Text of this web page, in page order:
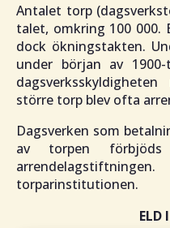
Antalet torp
talet, omkring 100 000.
dock ökningstakten.
under början av
större torp blev ofta
Dagsverken som
av torpen
torparinstitutionen.
ELD